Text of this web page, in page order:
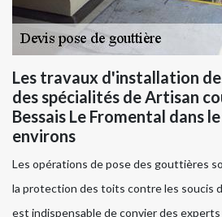
Les travaux d'installation
des spécialités de Artisan
Bessais Le Fromental dans
environs
Les opérations de pose des gouttières
la protection des toits contre les soucis
est indispensable de convier des